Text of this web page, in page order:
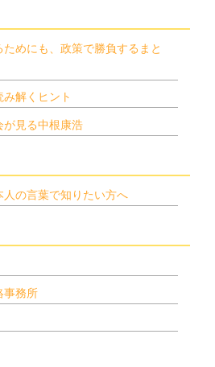
めにも、政策で勝負するまと
解くヒント
が見る中根康浩
の言葉で知りたい方へ
事務所